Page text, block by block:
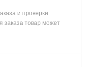
и проверки
заказа товар может